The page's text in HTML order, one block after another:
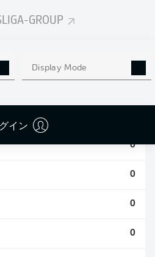
GROUP
Display Mode
イン
ン 2023/2024
0
0
0
0